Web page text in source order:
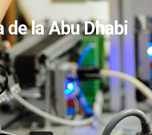
la Abu Dhabi